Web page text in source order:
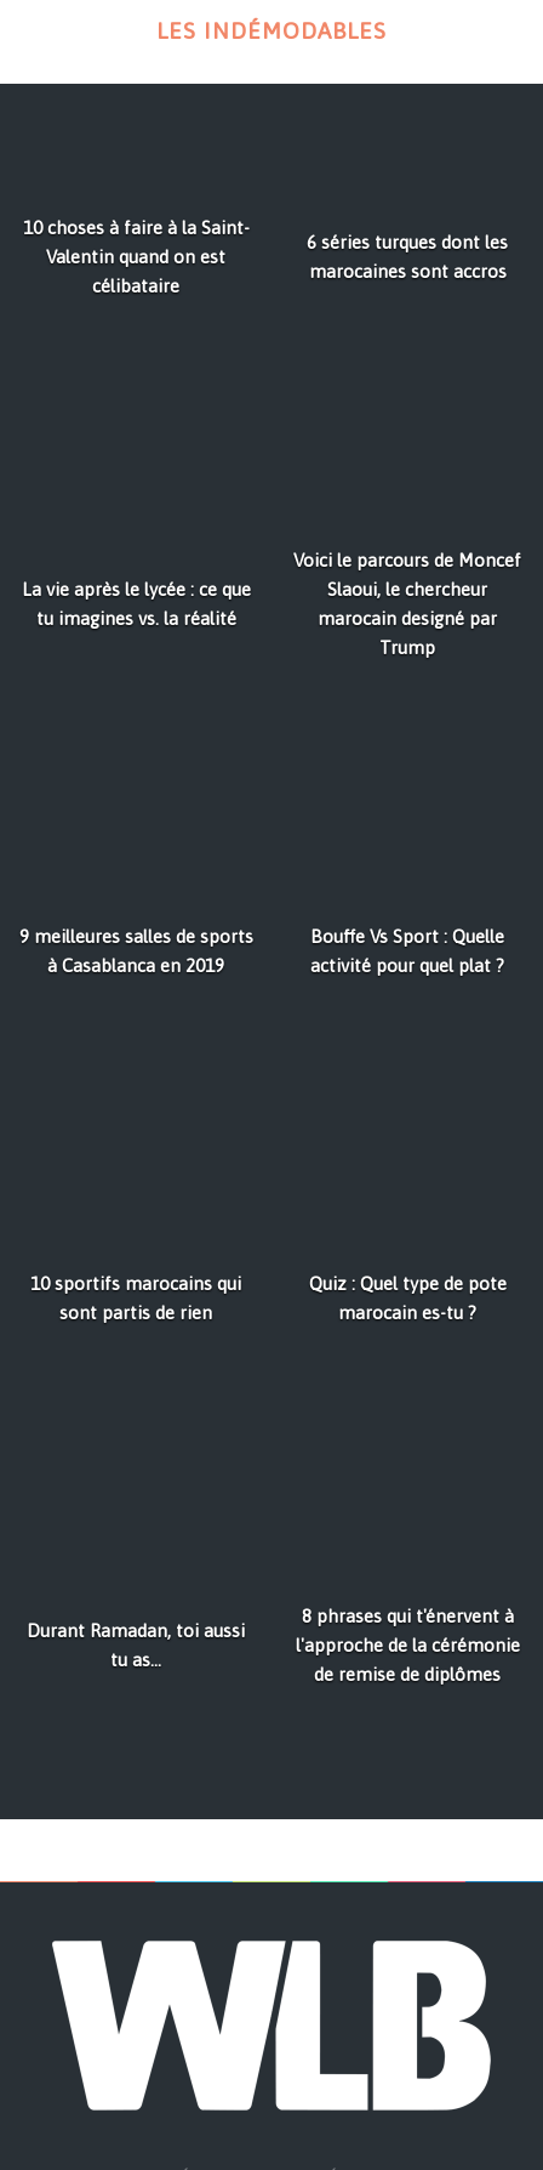
LES INDÉMODABLES
10 choses à faire à la Saint-
Valentin quand on est
célibataire
6 séries turques dont les
marocaines sont accros
La vie après le lycée : ce que
tu imagines vs. la réalité
Voici le parcours de Moncef
Slaoui, le chercheur
marocain designé par
Trump
9 meilleures salles de sports
à Casablanca en 2019
Bouffe Vs Sport : Quelle
activité pour quel plat ?
10 sportifs marocains qui
sont partis de rien
Quiz : Quel type de pote
marocain es-tu ?
Durant Ramadan, toi aussi
tu as...
8 phrases qui t'énervent à
l'approche de la cérémonie
de remise de diplômes